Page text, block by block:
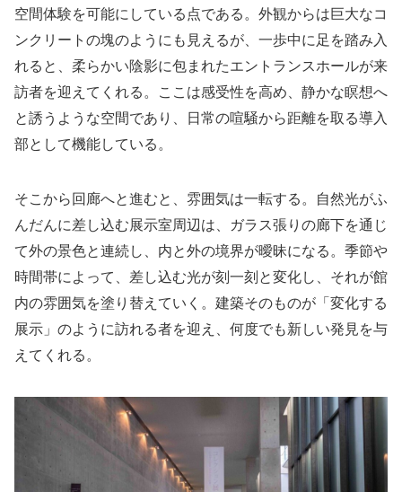
空間体験を可能にしている点である。外観からは巨大なコ
ンクリートの塊のようにも見えるが、一歩中に足を踏み入
れると、柔らかい陰影に包まれたエントランスホールが来
訪者を迎えてくれる。ここは感受性を高め、静かな瞑想へ
と誘うような空間であり、日常の喧騒から距離を取る導入
部として機能している。
そこから回廊へと進むと、雰囲気は一転する。自然光がふ
んだんに差し込む展示室周辺は、ガラス張りの廊下を通じ
て外の景色と連続し、内と外の境界が曖昧になる。季節や
時間帯によって、差し込む光が刻一刻と変化し、それが館
内の雰囲気を塗り替えていく。建築そのものが「変化する
展示」のように訪れる者を迎え、何度でも新しい発見を与
えてくれる。